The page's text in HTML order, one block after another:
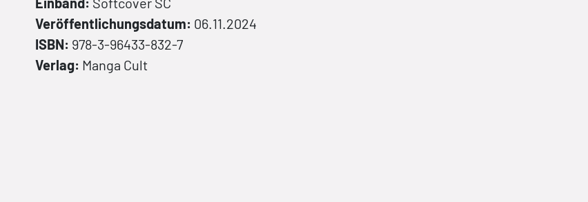
Veröffentlichungsdatum: 06.11.2024
ISBN: 978-3-96433-832-7
Verlag: Manga Cult